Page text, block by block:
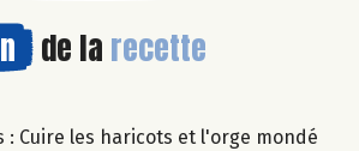
de la recette
: Cuire les haricots et l'orge mondé